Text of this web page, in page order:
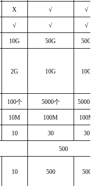
X √ √
√ √ √
10G 50G 50G
2G 10G 10G
100个 5000个 5000个
10M 100M 100M
10 30 30
500
10 500 500